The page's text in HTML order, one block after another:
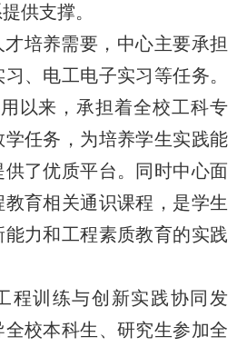
供支撑。
培养需要，中心主要承担
、电工电子实习等任务。
以来，承担着全校工科专
任务，为培养学生实践能
了优质平台。同时中心面
育相关通识课程，是学生
力和工程素质教育的实践
程训练与创新实践协同发
校本科生、研究生参加全